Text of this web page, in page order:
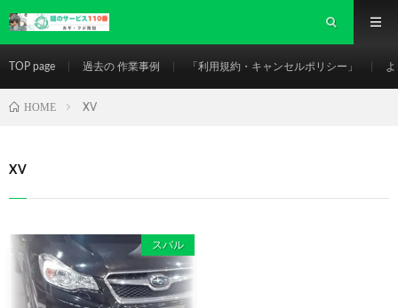
TOP page 過去の 作業事例 「利用規約・キャンセルポリシー」
HOME XV
XV
スバル